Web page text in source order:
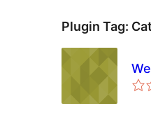
Plugin Tag: